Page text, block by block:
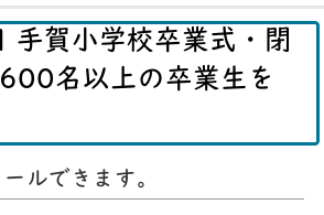
手賀小学校卒業式・閉
名以上の卒業生を
ルできます。